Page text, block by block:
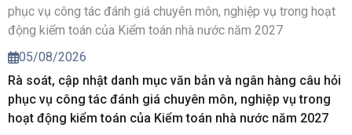
05/08/2026
Rà soát, cập nhật danh mục văn bản và ngân hàng câu hỏi
phục vụ công tác đánh giá chuyên môn, nghiệp vụ trong
hoạt động kiểm toán của Kiểm toán nhà nước năm 2027